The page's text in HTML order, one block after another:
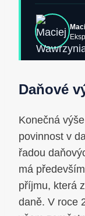
Daňové
Konečná
povinnost v
řadou
má především
příjmu, která
daně. V roce